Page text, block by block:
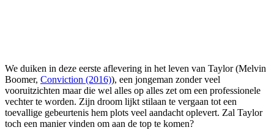
We duiken in deze eerste aflevering in het leven van Taylor (Melvin
Boomer, Conviction (2016)), een jongeman zonder veel
vooruitzichten maar die wel alles op alles zet om een professionele
vechter te worden. Zijn droom lijkt stilaan te vergaan tot een
toevallige gebeurtenis hem plots veel aandacht oplevert. Zal Taylor
toch een manier vinden om aan de top te komen?